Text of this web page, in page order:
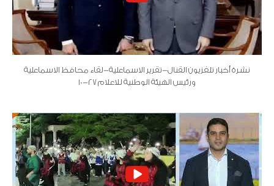
نشرة أخبار تلفزيون القنال-تقرير الاسماعلية-لقاء محافظ الاسماعلية
ورئيس الهيئة الوطنية للاعلام 27-10